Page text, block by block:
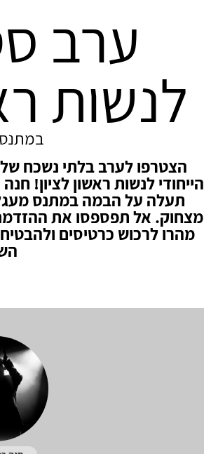
ערב
לנשות
הצטרפו לערב בלתי נשכח
הייחודי לנשות ראשון לציון!
תעלה על הבמה במתנס
מצחוק. אל תפספסו את
מהרו לרכוש כרטיסים